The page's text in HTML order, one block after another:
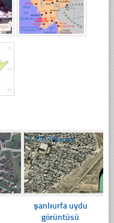
☐378 Tıklanma
şanlıurfa uydu
görüntüsü